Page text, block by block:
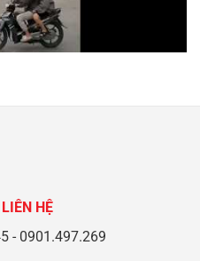
HỆ
- 0901.497.269